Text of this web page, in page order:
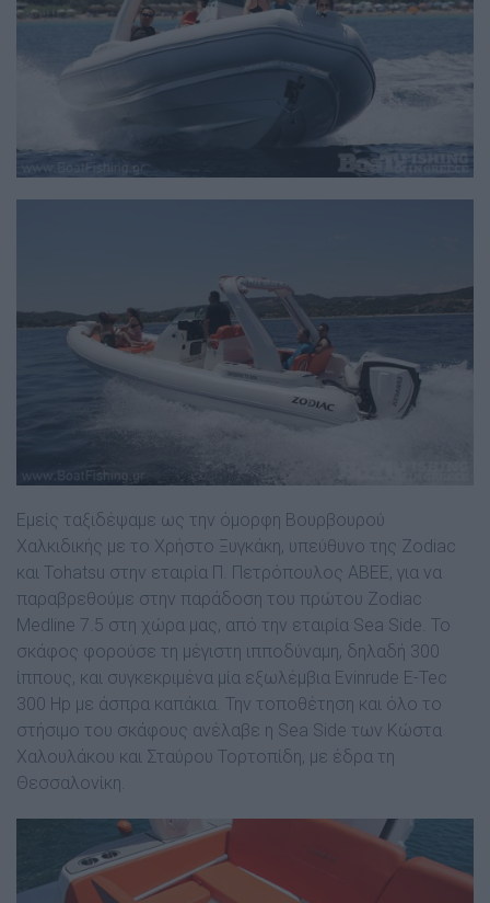
Εµείς ταξιδέψαµε ως την όµορφη Βουρβουρού
Χαλκιδικής µε το Χρήστο Ξυγκάκη, υπεύθυνο της Zodiac
και Tohatsu στην εταιρία Π. Πετρόπουλος ΑΒΕΕ, για να
παραβρεθούµε στην παράδοση του πρώτου Zodiac
Medline 7.5 στη χώρα µας, από την εταιρία Sea Side. Το
σκάφος φορούσε τη µέγιστη ιπποδύναµη, δηλαδή 300
ίππους, και συγκεκριµένα µία εξωλέµβια Evinrude E-Tec
300 Hp µε άσπρα καπάκια. Την τοποθέτηση και όλο το
στήσιµο του σκάφους ανέλαβε η Sea Side των Κώστα
Χαλουλάκου και Σταύρου Τορτοπίδη, µε έδρα τη
Θεσσαλονίκη.